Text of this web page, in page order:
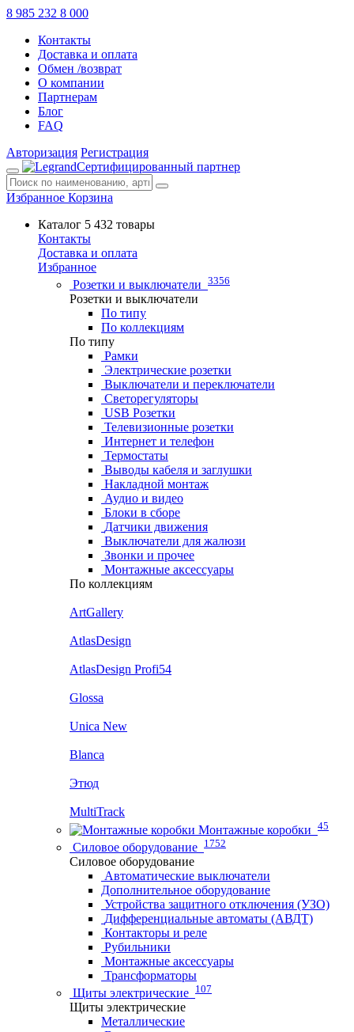
8 985 232 8 000
Контакты
Доставка и оплата
Обмен /возврат
О компании
Партнерам
Блог
FAQ
Авторизация Регистрация
Сертифицированный партнер
Избранное Корзина
Каталог 5 432 товары
Контакты
Доставка и оплата
Избранное
Розетки и выключатели 3356
Розетки и выключатели
По типу
По коллекциям
По типу
Рамки
Электрические розетки
Выключатели и переключатели
Светорегуляторы
USB Розетки
Телевизионные розетки
Интернет и телефон
Термостаты
Выводы кабеля и заглушки
Накладной монтаж
Аудио и видео
Блоки в сборе
Датчики движения
Выключатели для жалюзи
Звонки и прочее
Монтажные аксессуары
По коллекциям
ArtGallery
AtlasDesign
AtlasDesign Profi54
Glossa
Unica New
Blanca
Этюд
MultiTrack
Монтажные коробки 45
Силовое оборудование 1752
Силовое оборудование
Автоматические выключатели
Дополнительное оборудование
Устройства защитного отключения (УЗО)
Дифференциальные автоматы (АВДТ)
Контакторы и реле
Рубильники
Монтажные аксессуары
Трансформаторы
Щиты электрические 107
Щиты электрические
Металлические